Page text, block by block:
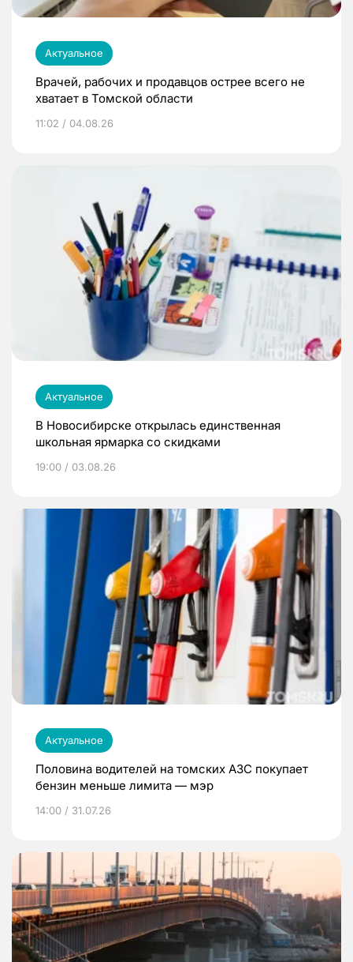
Актуальное
Врачей, рабочих и продавцов острее всего не
хватает в Томской области
11:02 / 04.08.26
Актуальное
В Новосибирске открылась единственная
школьная ярмарка со скидками
19:00 / 03.08.26
Актуальное
Половина водителей на томских АЗС покупает
бензин меньше лимита — мэр
14:00 / 31.07.26